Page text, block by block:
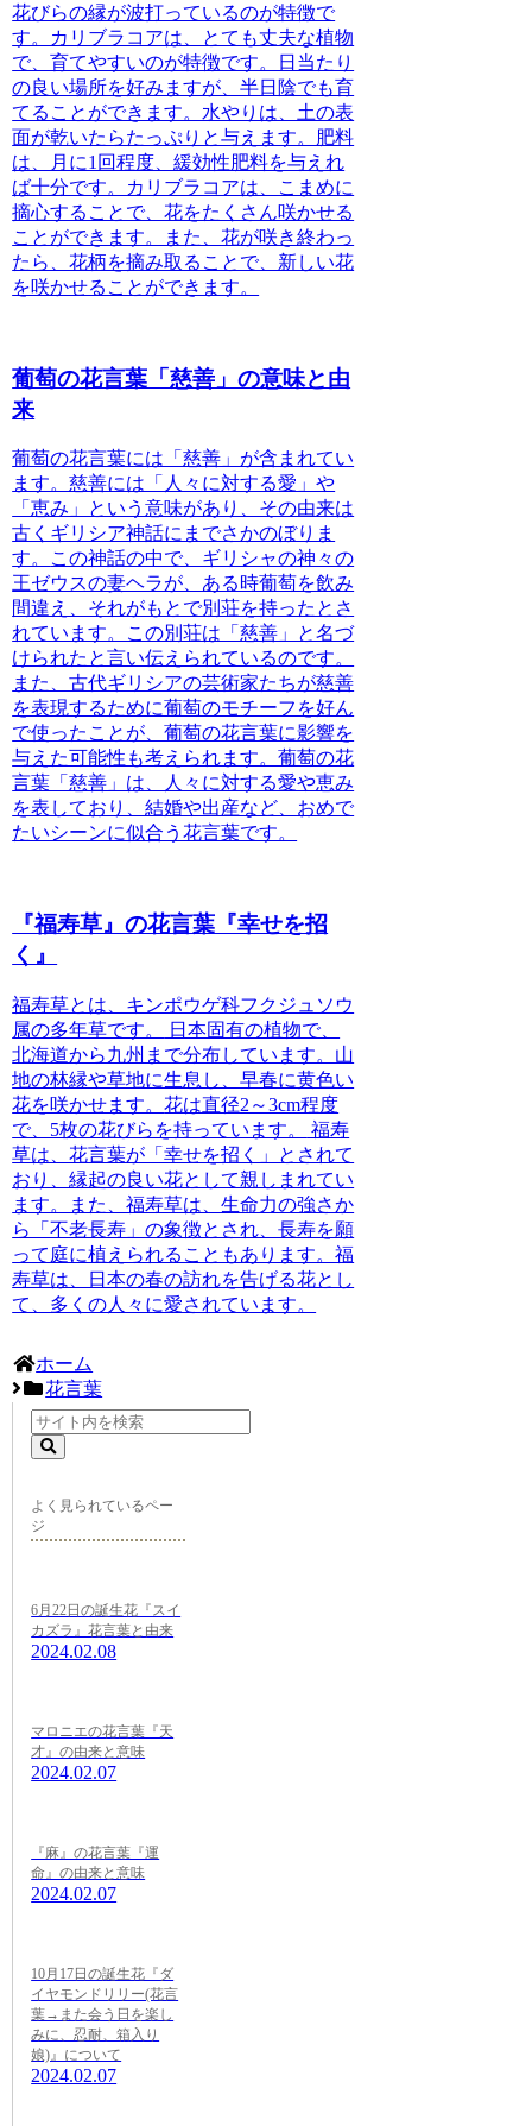
花びらの縁が波打っているのが特徴で
す。カリブラコアは、とても丈夫な植物
で、育てやすいのが特徴です。日当たり
の良い場所を好みますが、半日陰でも育
てることができます。水やりは、土の表
面が乾いたらたっぷりと与えます。肥料
は、月に1回程度、緩効性肥料を与えれ
ば十分です。カリブラコアは、こまめに
摘心することで、花をたくさん咲かせる
ことができます。また、花が咲き終わっ
たら、花柄を摘み取ることで、新しい花
を咲かせることができます。
葡萄の花言葉「慈善」の意味と由
来
葡萄の花言葉には「慈善」が含まれてい
ます。慈善には「人々に対する愛」や
「恵み」という意味があり、その由来は
古くギリシア神話にまでさかのぼりま
す。
この神話の中で、ギリシャの神々の
王ゼウスの妻ヘラが、ある時葡萄を飲み
間違え、それがもとで別荘を持ったとさ
れています。この別荘は「慈善」と名づ
けられたと言い伝えられているのです。
また、古代ギリシアの芸術家たちが慈善
を表現するために葡萄のモチーフを好ん
で使ったことが、葡萄の花言葉に影響を
与えた可能性も考えられます。葡萄の花
言葉「慈善」は、人々に対する愛や恵み
を表しており、結婚や出産など、おめで
たいシーンに似合う花言葉です。
『福寿草』の花言葉『幸せを招
く』
福寿草とは、キンポウゲ科フクジュソウ
属の多年草です。
日本固有の植物で、
北海道から九州まで分布しています。山
地の林縁や草地に生息し、早春に黄色い
花を咲かせます。花は直径2～3cm程度
で、5枚の花びらを持っています。
福寿
草は、花言葉が「幸せを招く」とされて
おり、縁起の良い花として親しまれてい
ます。また、福寿草は、生命力の強さか
ら「不老長寿」の象徴とされ、長寿を願
って庭に植えられることもあります。福
寿草は、日本の春の訪れを告げる花とし
て、多くの人々に愛されています。
ホーム
花言葉
よく見られているペー
ジ
6月22日の誕生花『スイ
カズラ』花言葉と由来
2024.02.08
マロニエの花言葉『天
才』の由来と意味
2024.02.07
『麻』の花言葉『運
命』の由来と意味
2024.02.07
10月17日の誕生花『ダ
イヤモンドリリー(花言
葉→また会う日を楽し
みに、忍耐、箱入り
娘)』について
2024.02.07